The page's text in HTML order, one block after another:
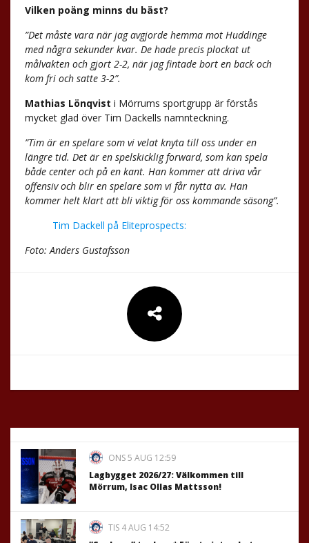
Vilken poäng minns du bäst?
”Det måste vara när jag avgjorde hemma mot Huddinge
med några sekunder kvar. De hade precis plockat ut
målvakten och gjort 2-2, när jag fintade bort en back och
kom fri och satte 3-2”.
Mathias Lönqvist i Mörrums sportgrupp är förstås
mycket glad över Tim Dackells namnteckning.
”Tim är en spelare som vi velat knyta till oss under en
längre tid. Det är en spelskicklig forward, som kan spela
både center och på en kant. Han kommer att driva vår
offensiv och blir en spelare som vi får nytta av. Han
kommer helt klart att bli viktig för oss kommande säsong”.
Tim Dackell på Eliteprospects:
Foto: Anders Gustafsson
ONS 5 AUG 12:59
Lagbygget 2026/27: Välkommen till
Mörrum, Isac Ollas Mattsson!
TIS 4 AUG 14:52